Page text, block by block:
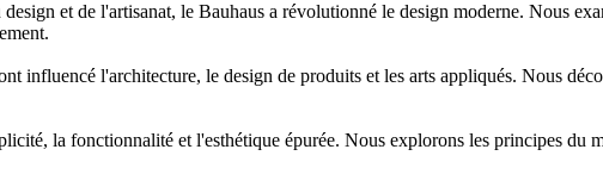
et de l'artisanat, le Bauhaus a révolutionné le design moderne. Nous
influencé l'architecture, le design de produits et les arts appliqués. Nous
la fonctionnalité et l'esthétique épurée. Nous explorons les principes du